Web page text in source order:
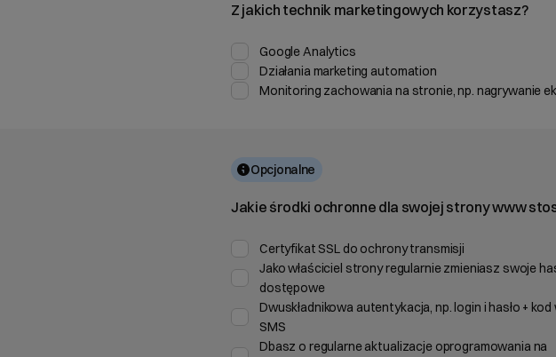
Z jakich technik marketingowych korzystasz?
Google Analytics
Działania marketing automation
Monitoring zachowania na stronie, np. nagrywanie
Opcjonalne
Jakie środki ochronne dla swojej strony www
Certyfikat SSL do ochrony transmisji
Jako właściciel strony regularnie zmieniasz swoje
dostępowe
Dwuskładnikowa autentykacja, np. login i hasło + kod
SMS
Dbasz o regularne aktualizacje oprogramowania na